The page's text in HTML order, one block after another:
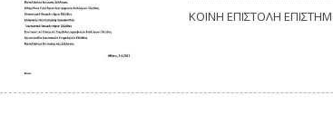
ΚΟΙΝΗ ΕΠΙΣΤΟΛΗ